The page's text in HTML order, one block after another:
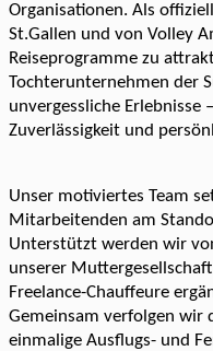
Organisationen. Als
St.Gallen und von Volley
Reiseprogramme zu
Tochterunternehmen der
unvergessliche
Zuverlässigkeit und
Unser motiviertes Team
Mitarbeitenden am
Unterstützt werden wir
unserer
Freelance-Chauffeure
Gemeinsam verfolgen wir
einmalige Ausflugs- und